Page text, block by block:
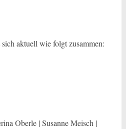
aktuell wie folgt zusammen:
Oberle | Susanne Meisch |